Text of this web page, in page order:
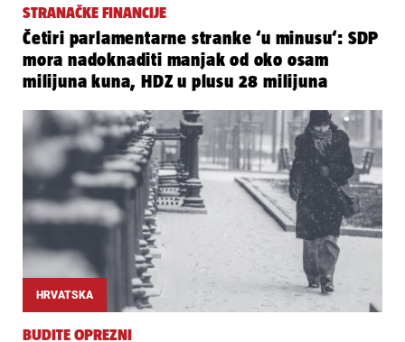
STRANAČKE FINANCIJE
Četiri parlamentarne stranke ‘u minusu‘: SDP
mora nadoknaditi manjak od oko osam
milijuna kuna, HDZ u plusu 28 milijuna
HRVATSKA
BUDITE OPREZNI